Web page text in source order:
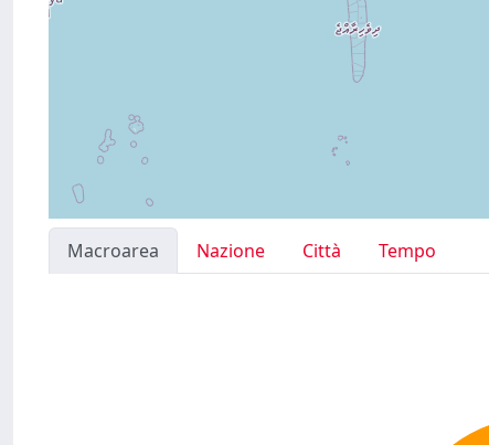
Macroarea Nazione Città
Tempo